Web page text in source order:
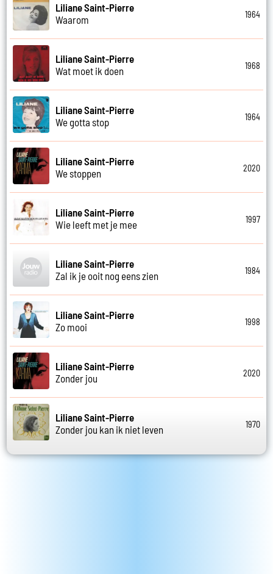
Liliane Saint-Pierre
Waarom
1964
Liliane Saint-Pierre
Wat moet ik doen
1968
Liliane Saint-Pierre
We gotta stop
1964
Liliane Saint-Pierre
We stoppen
2020
Liliane Saint-Pierre
Wie leeft met je mee
1997
Liliane Saint-Pierre
Zal ik je ooit nog eens zien
1984
Liliane Saint-Pierre
Zo mooi
1998
Liliane Saint-Pierre
Zonder jou
2020
Liliane Saint-Pierre
Zonder jou kan ik niet leven
1970